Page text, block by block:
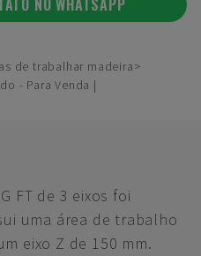
NO WHATSAPP
de trabalhar madeira
- Para Venda |
FT de 3 eixos foi
uma área de trabalho
eixo Z de 150 mm.